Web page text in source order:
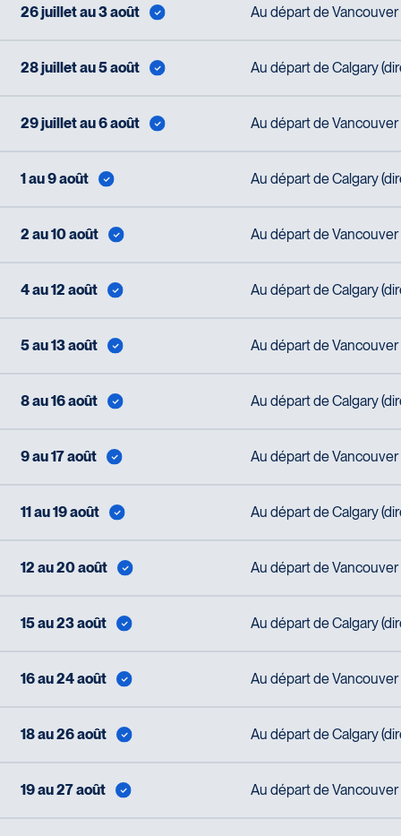
26 juillet au 3 août Au départ de
28 juillet au 5 août Au départ de Calgary
29 juillet au 6 août Au départ de
1 au 9 août Au départ de Calgary
2 au 10 août Au départ de
4 au 12 août Au départ de Calgary
5 au 13 août Au départ de
8 au 16 août Au départ de Calgary
9 au 17 août Au départ de
11 au 19 août Au départ de Calgary
12 au 20 août Au départ de
15 au 23 août Au départ de Calgary
16 au 24 août Au départ de
18 au 26 août Au départ de Calgary
19 au 27 août Au départ de